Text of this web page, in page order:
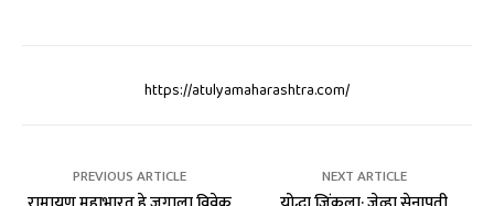
https://atulyamaharashtra.com/
PREVIOUS ARTICLE NEXT ARTICLE